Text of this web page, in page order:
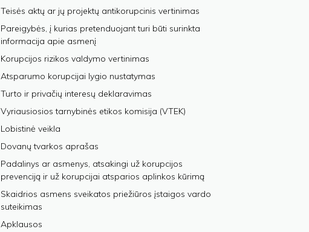
Teisės aktų ar jų projektų antikorupcinis vertinimas
Pareigybės, į kurias pretenduojant turi būti surinkta
informacija apie asmenį
Korupcijos rizikos valdymo vertinimas
Atsparumo korupcijai lygio nustatymas
Turto ir privačių interesų deklaravimas
Vyriausiosios tarnybinės etikos komisija (VTEK)
Lobistinė veikla
Dovanų tvarkos aprašas
Padalinys ar asmenys, atsakingi už korupcijos
prevenciją ir už korupcijai atsparios aplinkos kūrimą
Skaidrios asmens sveikatos priežiūros įstaigos vardo
suteikimas
Apklausos